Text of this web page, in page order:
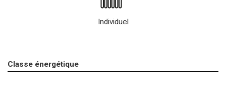
Individuel
Classe énergétique